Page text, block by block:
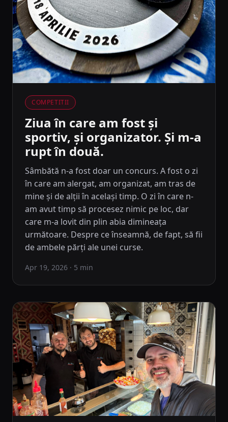
COMPETITII
Ziua în care am fost și
sportiv, și organizator. Și m-a
rupt în două.
Sâmbătă n-a fost doar un concurs. A fost o zi
în care am alergat, am organizat, am tras de
mine și de alții în același timp. O zi în care n-
am avut timp să procesez nimic pe loc, dar
care m-a lovit din plin abia dimineața
următoare. Despre ce înseamnă, de fapt, să fii
de ambele părți ale unei curse.
Apr 19, 2026 · 5 min